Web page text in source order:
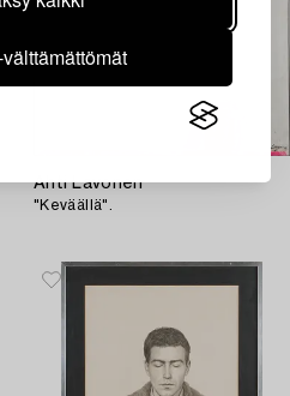
Ahti Lavonen
"Keväällä".